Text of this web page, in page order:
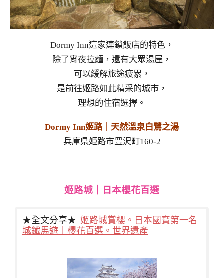
Dormy Inn這家連鎖飯店的特色，
除了宵夜拉麵，還有大眾湯屋，
可以緩解旅途疲累，
是前往姬路如此精采的城市，
理想的住宿選擇。
Dormy Inn姬路｜天然溫泉白鷺之湯
兵庫県姫路市豊沢町160-2
姬路城｜日本櫻花百選
★全文分享★ 姬路城賞櫻。日本國寶第一名
城鐵馬遊｜櫻花百選。世界遺產